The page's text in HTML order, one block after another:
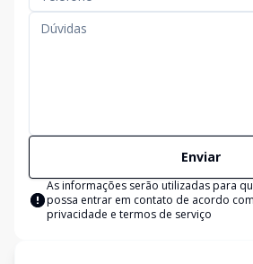
Enviar
As informações serão utilizadas para
possa entrar em contato de acordo
privacidade e termos de serviço